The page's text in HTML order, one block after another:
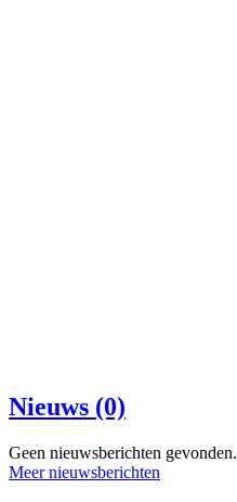
Nieuws (0)
Geen nieuwsberichten gevonden.
Meer nieuwsberichten